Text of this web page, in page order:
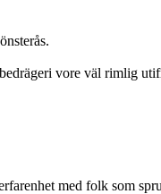
vore väl rimlig
med folk som